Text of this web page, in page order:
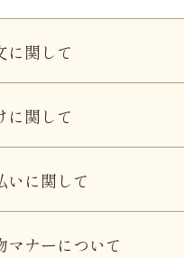
に関して
に関して
いに関して
マナーについて